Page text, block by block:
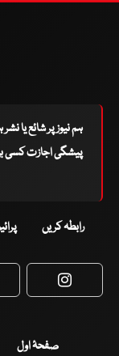
ہم نیوز پر شائع یا
پیشگی اجازت کسی
رابطہ کریں
صفحۂ اول